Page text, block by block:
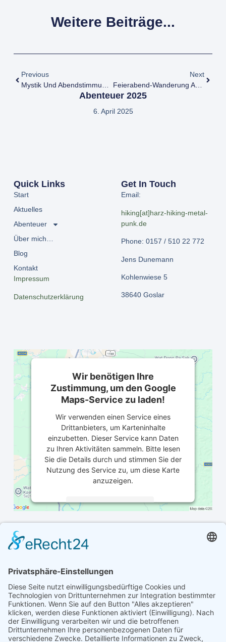
Weitere Beiträge...
Previous
Next
Feierabend-Wanderung An Der Rüstungsaltlast „Werk Tanne“
Abenteuer 2025
6. April 2025
- Harz Hiking Metal Punk -
Quick Links
Start
Aktuelles
Abenteuer
Über mich…
Blog
Kontakt
Impressum
Datenschutzerklärung
Get In Touch
Email:
hiking[at]harz-hiking-metal-
punk.de
Phone: 0157 / 510 22 772
Jens Dunemann
Kohlenwiese 5
38640 Goslar
Wir benötigen Ihre
Zustimmung, um den Google
Maps-Service zu laden!
Wir verwenden einen Service eines
Drittanbieters, um Karteninhalte
einzubetten. Dieser Service kann Daten
zu Ihren Aktivitäten sammeln. Bitte lesen
Sie die Details durch und stimmen Sie der
Nutzung des Service zu, um diese Karte
anzuzeigen.
Mehr Informationen
powered by